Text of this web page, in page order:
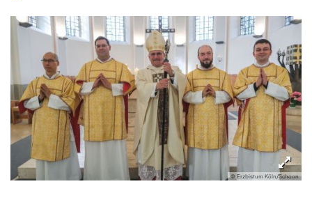
© Erzbistum Köln/Schoon